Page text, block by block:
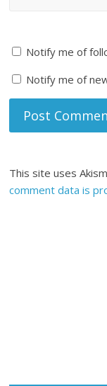
Notify me of
Notify me of
This site uses
comment data is